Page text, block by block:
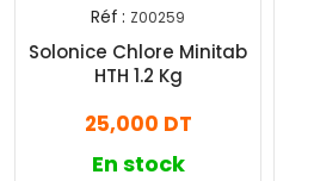
Réf : Z00259
Solonice Chlore Minitab
HTH 1.2 Kg
25,000 DT
En stock